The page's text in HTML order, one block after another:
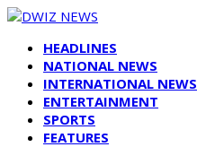
HEADLINES
NATIONAL NEWS
INTERNATIONAL NEWS
ENTERTAINMENT
SPORTS
FEATURES